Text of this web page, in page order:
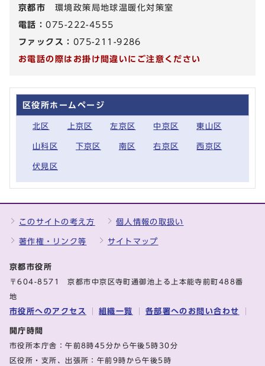
京都市 環境政策局地球温暖化対策室
電話：075-222-4555
ファックス： 075-211-9286
お電話の際はお掛け間違いにご注意ください
区役所ホームページ
北区 上京区 左京区 中京区 東山区
山科区 下京区 南区 右京区 西京区
伏見区
このサイトの考え方 個人情報の取扱い
著作権・リンク等 サイトマップ
京都市役所
〒604-8571 京都市中京区寺町通御池上る上本能寺前町488番
地
市役所へのアクセス 組織一覧 各部署へのお問い合わせ
開庁時間
市役所本庁舎：午前8時45分から午後5時30分
区役所・支所、出張所：午前9時から午後5時